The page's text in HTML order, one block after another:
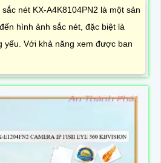
nét KX-A4K8104PN2 là một sản
hình ảnh sắc nét, đặc biệt là
yếu. Với khả năng xem được ban